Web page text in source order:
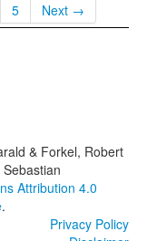
5 Next →
& Forkel, Robert
Attribution 4.0
.
Privacy Policy